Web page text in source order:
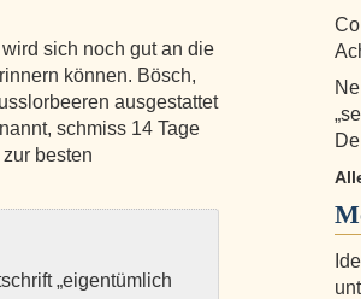
sich noch gut an die
können. Bösch,
ausgestattet
schmiss 14 Tage
besten
„eigentümlich